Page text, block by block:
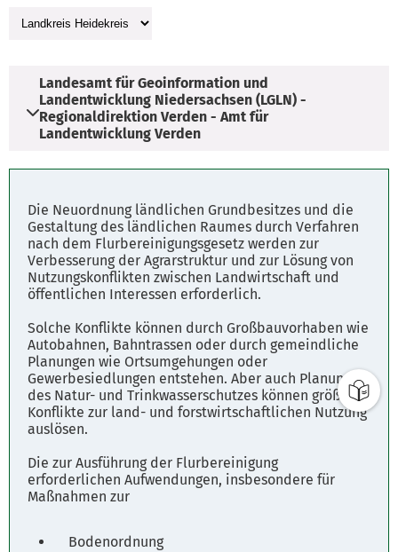
Die Neuordnung ländlichen Grundbesitzes und die
Gestaltung des ländlichen Raumes durch Verfahren
nach dem Flurbereinigungsgesetz werden zur
Verbesserung der Agrarstruktur und zur Lösung von
Nutzungskonflikten zwischen Landwirtschaft und
öffentlichen Interessen erforderlich.
Solche Konflikte können durch Großbauvorhaben wie
Autobahnen, Bahntrassen oder durch gemeindliche
Planungen wie Ortsumgehungen oder
Gewerbesiedlungen entstehen. Aber auch Planungen
des Natur- und Trinkwasserschutzes können größere
Konflikte zur land- und forstwirtschaftlichen Nutzung
auslösen.
Die zur Ausführung der Flurbereinigung
erforderlichen Aufwendungen, insbesondere für
Maßnahmen zur
Bodenordnung
Landesamt für Geoinformation und
Landentwicklung Niedersachsen (LGLN) -
Regionaldirektion Verden - Amt für
Landentwicklung Verden
montags bis freistags: 9:00 - 12:00 Uhr
und nach Vereinbarung